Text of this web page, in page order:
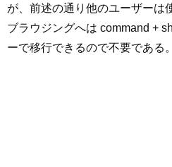
が、前述の通り他のユーザーは
ブラウジングへは command +
ーで移行できるので不要である。